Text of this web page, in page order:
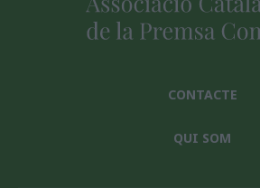
CONTACTE
QUI SOM